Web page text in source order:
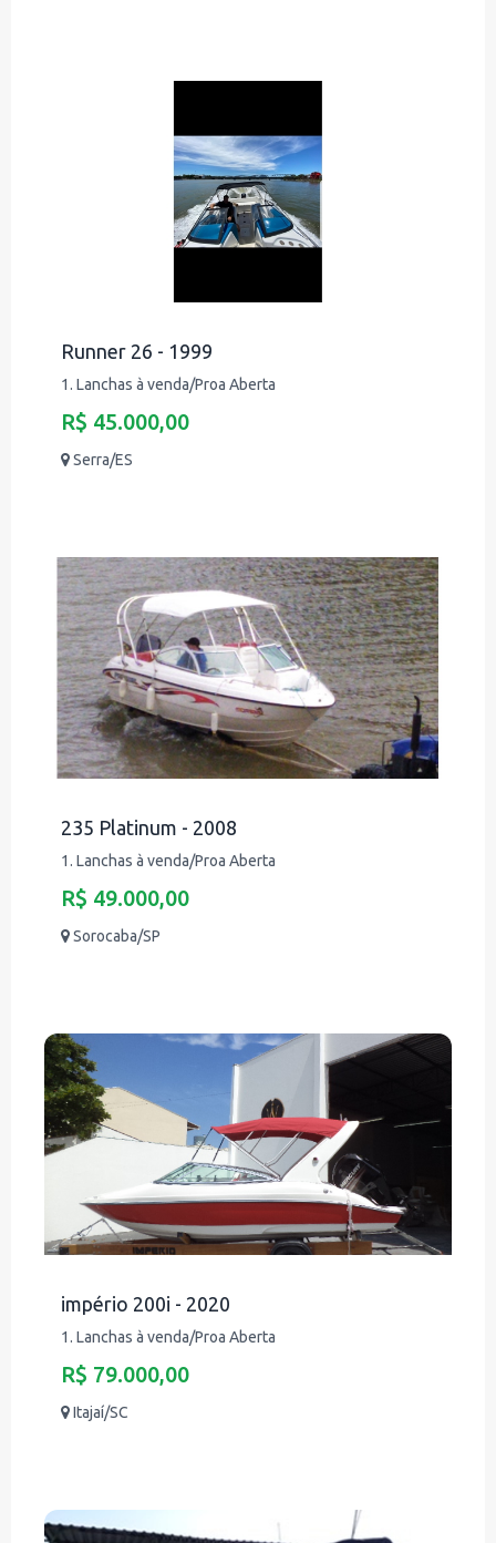
Runner 26 - 1999
1. Lanchas à venda/Proa Aberta
R$ 45.000,00
Serra/ES
235 Platinum - 2008
1. Lanchas à venda/Proa Aberta
R$ 49.000,00
Sorocaba/SP
império 200i - 2020
1. Lanchas à venda/Proa Aberta
R$ 79.000,00
Itajaí/SC